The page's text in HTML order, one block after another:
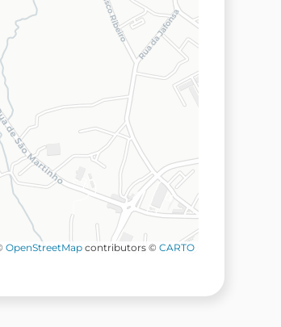
OpenStreetMap contributors © CARTO